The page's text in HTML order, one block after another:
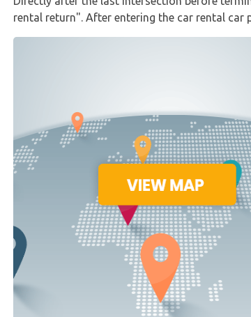
rental return". After entering the car rental car